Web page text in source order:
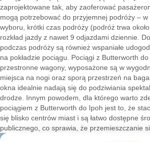
zaprojektowane tak, aby zaoferować
mogą potrzebować do przyjemnej podróży –
wyboru, krótki czas podróży (podróż trwa
rozkład jazdy z nawet 9 odjazdami dziennie.
podczas podróży są również wspaniałe
na pokładzie pociągu. Pociągi z Butterworth
przestronne wagony, wyposażone są w
miejsca na nogi oraz sporą przestrzeń na
okna idealnie nadają się do podziwiania
drodze. Innym powodem, dla którego warto
pociągiem z Butterworth do Ipoh jest to, że
się blisko centrów miast i są łatwo dostępne
publicznego, co sprawia, że przemieszczanie